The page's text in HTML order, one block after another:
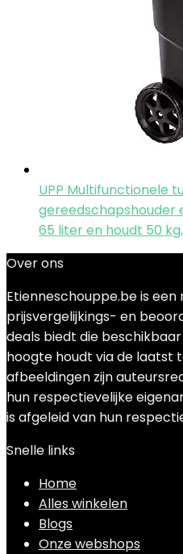
UPP Multifunctionele
gereedschapshouder
65 liter en houdt 50
Over ons
Etienneschouppe.be is
prijsvergelijkings- en
deals biedt die
hoogte houdt via de laatst
afbeeldingen zijn
hun respectievelijke
is afgeleid van hun
Snelle links
Home
Alles winkelen
Blogs
Onze webshops